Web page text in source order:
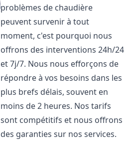
problèmes de chaudière
peuvent survenir à tout
moment, c'est pourquoi nous
offrons des interventions 24h/24
et 7j/7. Nous nous efforçons de
répondre à vos besoins dans les
plus brefs délais, souvent en
moins de 2 heures. Nos tarifs
sont compétitifs et nous offrons
des garanties sur nos services.